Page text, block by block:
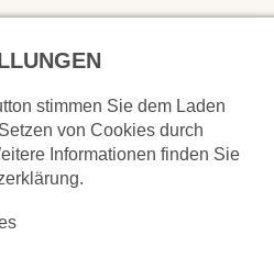
stimmen Sie dem Laden
von Cookies durch
Informationen finden Sie